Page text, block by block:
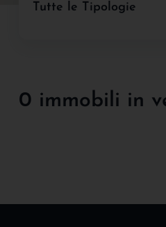
Tutte le Tipologie
0 immobili in